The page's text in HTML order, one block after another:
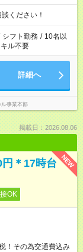
ください！
シフト勤務 / 10名以
ル不要
詳細へ
事業本部
掲載日：2026.08.06
NEW
＊17時台
OK
！その為交通費込み